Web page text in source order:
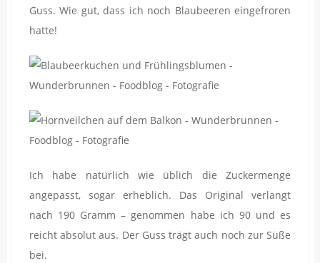
Guss. Wie gut, dass ich noch Blaubeeren eingefroren
hatte!
Ich habe natürlich wie üblich die Zuckermenge
angepasst, sogar erheblich. Das Original verlangt
nach 190 Gramm – genommen habe ich 90 und es
reicht absolut aus. Der Guss trägt auch noch zur Süße
bei.